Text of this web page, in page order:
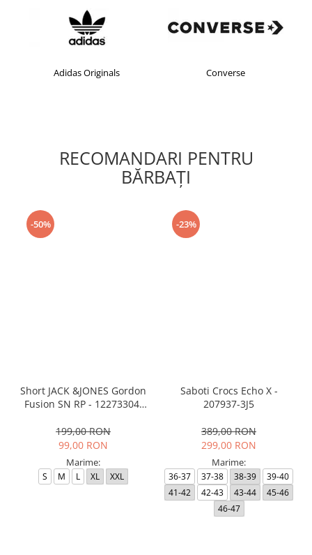
RECOMANDARI PENTRU
BĂRBAŢI
-50%
Short JACK &JONES Gordon
Fusion SN RP - 12273304-
199,00 RON
99,00 RON
Marime:
S M L XL XXL
-23%
Saboti Crocs Echo X -
207937-3J5
389,00 RON
299,00 RON
Marime:
36-37 37-38 38-39
39-40
41-42
42-43 43-44
45-46
46-47